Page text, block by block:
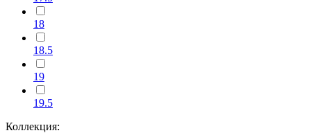
18
18.5
19
19.5
Коллекция: